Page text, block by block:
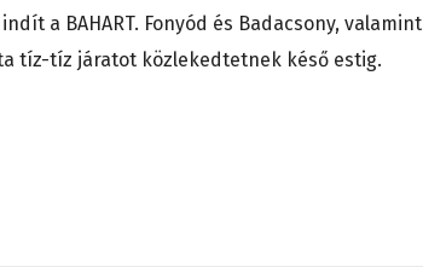
a BAHART. Fonyód és Badacsony, valamint
tíz-tíz járatot közlekedtetnek késő estig.